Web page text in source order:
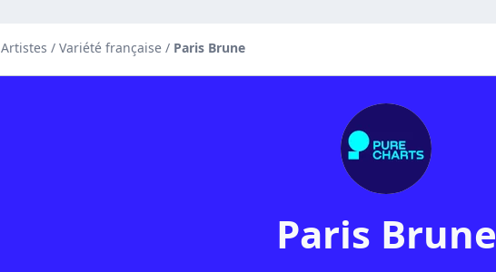
Artistes / Variété française / Paris Brune
Paris Brune